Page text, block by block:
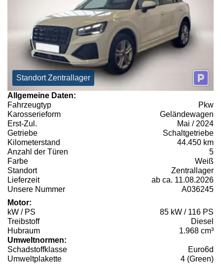
Standort Zentrallager
Allgemeine Daten:
Fahrzeugtyp
Pkw
Karosserieform
Geländewagen
Erst-Zul.
Mai / 2024
Getriebe
Schaltgetriebe
Kilometerstand
44.450 km
Anzahl der Türen
5
Farbe
Weiß
Standort
Zentrallager
Lieferzeit
ab ca. 11.08.2026
Unsere Nummer
A036245
Motor:
kW / PS
85 kW / 116 PS
Treibstoff
Diesel
Hubraum
1.968 cm³
Umweltnormen:
Schadstoffklasse
Euro6d
Umweltplakette
4 (Green)